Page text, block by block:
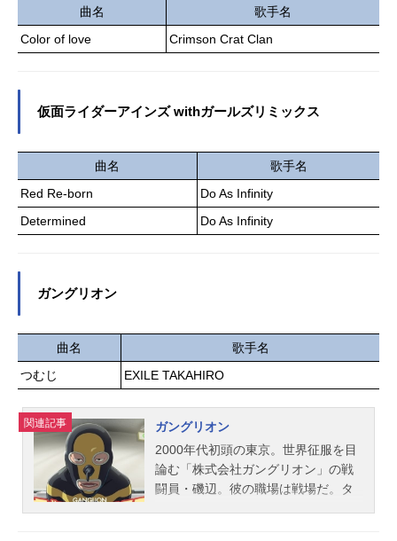
本田：土師孝也武能登：小西克幸亜
門弾木：鳥海浩輔蒼一郎・アーグ：
ynnトオル岸理：河西健吾火代子黄：
印を押され生家を追放。名もなき辺
境の村の領主として赴任すること
に。しかしハズレ適性と呼ばれてい
めていて……。「この村を、もっと
気楽に楽しく暮らせる、僕好みの場
徐々に様々な人が集まる巨大都市へ
と発展していき――!?作品名お気楽
領主の楽しい領地防衛～生産系魔術
で名もなき村を最強の城塞都市に～
放送形態TVアニメスケジュール2026
カムシン：伊瀬茉莉也パナメラ：日
笠陽子アルテ：若山詩音エスパー
ダ：堀内賢雄ディー：小林親弘オル
野々花スタッフ原作：赤池宗（オー
バーラップノベルス刊）原作イラス
ト：転原作コミック：青色まろ
（「コミック...
曲名
歌手名
Color of love
Crimson Crat Clan
仮面ライダーアインズ withガールズリミックス
曲名
歌手名
Red Re-born
Do As Infinity
Determined
Do As Infinity
ガングリオン
曲名
歌手名
つむじ
EXILE TAKAHIRO
関連記事
ガングリオン
2000年代初頭の東京。世界征服を目
論む「株式会社ガングリオン」の戦
闘員・磯辺。彼の職場は戦場だ。タ